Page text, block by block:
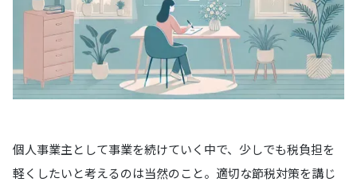
個人事業主として事業を続けていく中で、少しでも税負担を
軽くしたいと考えるのは当然のこと。適切な節税対策を講じ